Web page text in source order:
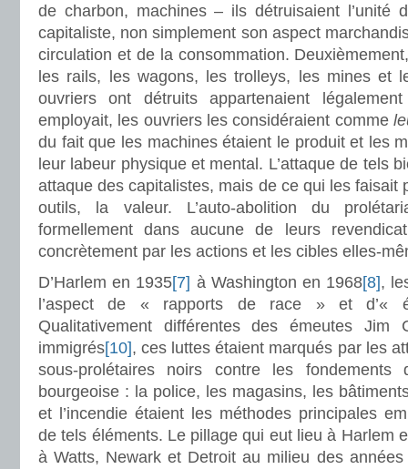
de charbon, machines – ils détruisaient l’unité
capitaliste, non simplement son aspect
circulation et de la consommation.
les rails, les wagons, les trolleys, les mines et
ouvriers ont détruits appartenaient
employait, les ouvriers les considéraient comme
du fait que les machines étaient le produit et les
leur labeur physique et mental. L’attaque de tels
attaque des capitalistes, mais de ce qui les faisait
outils, la valeur. L’auto-abolition du
formellement dans aucune de leurs
concrètement par les actions et les cibles elles-
D’Harlem en 1935[7] à Washington en 1968[8],
l’aspect de « rapports de race » et d’«
Qualitativement différentes des émeutes Jim
immigrés[10], ces luttes étaient marqués par les
sous-prolétaires noirs contre les
bourgeoise : la police, les magasins, les
et l’incendie étaient les méthodes principales
de tels éléments. Le pillage qui eut lieu à Harlem
à Watts, Newark et Detroit au milieu des